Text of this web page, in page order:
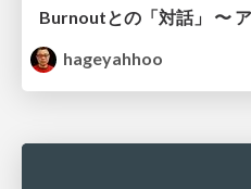
hageyahhoo